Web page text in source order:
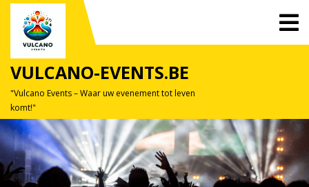
Skip
content
VULCANO-EVENTS.BE
"Vulcano Events – Waar uw evenement tot leven
komt!"